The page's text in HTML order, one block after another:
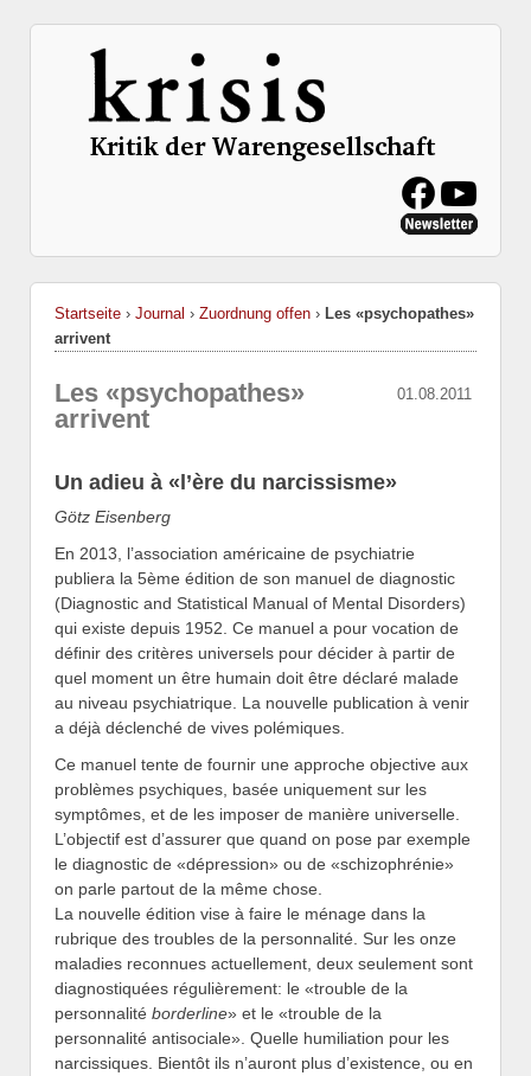
Startseite › Journal › Zuordnung offen › Les «psychopathes»
arrivent
01.08.2011
Les «psychopathes»
arrivent
Un adieu à «l’ère du narcissisme»
Götz Eisenberg
En 2013, l’association américaine de psychiatrie
publiera la 5ème édition de son manuel de diagnostic
(Diagnostic and Statistical Manual of Mental Disorders)
qui existe depuis 1952. Ce manuel a pour vocation de
définir des critères universels pour décider à partir de
quel moment un être humain doit être déclaré malade
au niveau psychiatrique. La nouvelle publication à venir
a déjà déclenché de vives polémiques.
Ce manuel tente de fournir une approche objective aux
problèmes psychiques, basée uniquement sur les
symptômes, et de les imposer de manière universelle.
L’objectif est d’assurer que quand on pose par exemple
le diagnostic de «dépression» ou de «schizophrénie»
on parle partout de la même chose.
La nouvelle édition vise à faire le ménage dans la
rubrique des troubles de la personnalité. Sur les onze
maladies reconnues actuellement, deux seulement sont
diagnostiquées régulièrement: le «trouble de la
personnalité borderline» et le «trouble de la
personnalité antisociale». Quelle humiliation pour les
narcissiques. Bientôt ils n’auront plus d’existence, ou en